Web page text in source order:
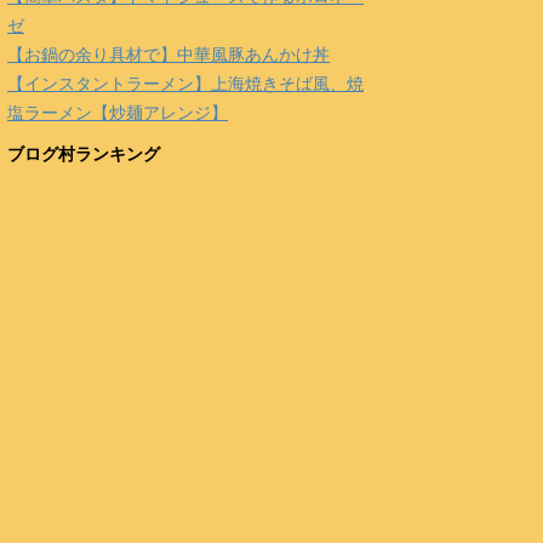
ゼ
【お鍋の余り具材で】中華風豚あんかけ丼
【インスタントラーメン】上海焼きそば風、焼
塩ラーメン【炒麺アレンジ】
ブログ村ランキング